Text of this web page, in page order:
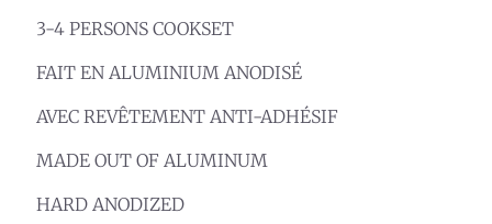
3-4 PERSONS COOKSET
FAIT EN ALUMINIUM ANODISÉ
AVEC REVÊTEMENT ANTI-ADHÉSIF
MADE OUT OF ALUMINUM
HARD ANODIZED